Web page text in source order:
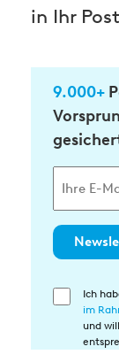
in Ihr
9.000+
Ich
im
und